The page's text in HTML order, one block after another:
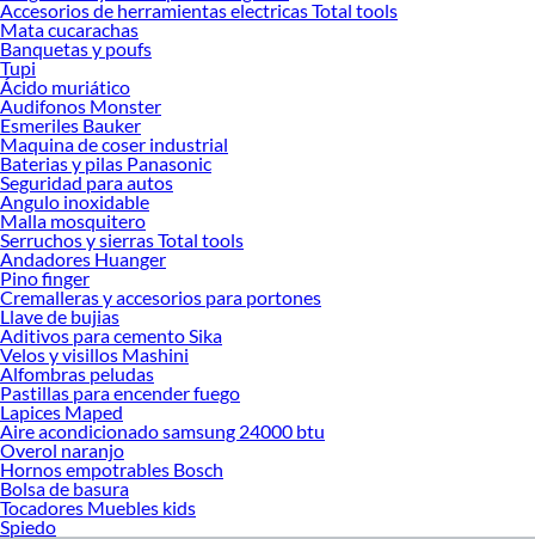
decoración. ¡Visítanos y haz tus ideas realidad!
Accesorios de herramientas electricas Total tools
Mata cucarachas
Banquetas y poufs
Tupi
Ácido muriático
Audifonos Monster
Esmeriles Bauker
Maquina de coser industrial
Baterias y pilas Panasonic
Seguridad para autos
Angulo inoxidable
Malla mosquitero
Serruchos y sierras Total tools
Andadores Huanger
Pino finger
Cremalleras y accesorios para portones
Llave de bujias
Aditivos para cemento Sika
Velos y visillos Mashini
Alfombras peludas
Pastillas para encender fuego
Lapices Maped
Aire acondicionado samsung 24000 btu
Overol naranjo
Hornos empotrables Bosch
Bolsa de basura
Tocadores Muebles kids
Spiedo